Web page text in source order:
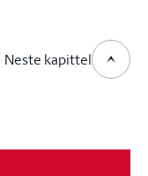
Neste kapittel